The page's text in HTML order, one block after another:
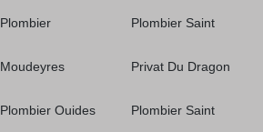
Plombier
Moudeyres
Plombier Ouides
Plombier Saint
Privat Du Dragon
Plombier Saint